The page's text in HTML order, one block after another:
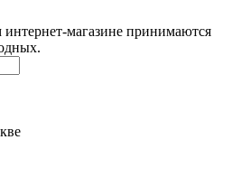
магазине принимаются